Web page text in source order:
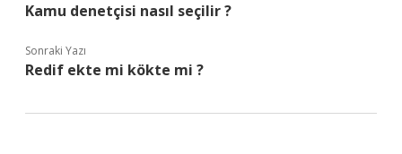
Kamu denetçisi nasıl seçilir ?
Sonraki Yazı
Redif ekte mi kökte mi ?